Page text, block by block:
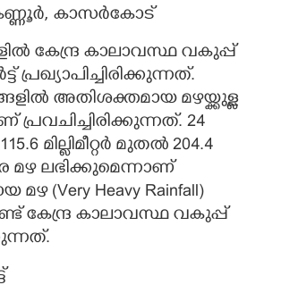
കണ്ണൂർ, കാസർകോട്
കേന്ദ്ര കാലാവസ്ഥ വകുപ്പ്
അതിശക്തമായ മഴയ്ക്കുള്ള
24
മില്ലിമീറ്റർ മുതൽ 204.4
മഴ ലഭിക്കുമെന്നാണ്
(Very Heavy Rainfall)
കേന്ദ്ര കാലാവസ്ഥ വകുപ്പ്